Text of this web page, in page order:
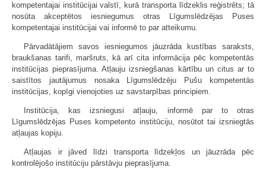
kompetentajai institūcijai valstī, kurā transporta līdzeklis reģistrēts; tā
nosūta akceptētos iesniegumus otras Līgumslēdzējas Puses
kompetentajai institūcijai vai informē to par atteikumu.
Pārvadātājiem savos iesniegumos jāuzrāda kustības saraksts,
braukšanas tarifi, maršruts, kā arī cita informācija pēc kompetentās
institūcijas pieprasījuma. Atļauju izsniegšanas kārtību un citus ar to
saistītos jautājumus nosaka Līgumslēdzēju Pušu kompetentās
institūcijas, kopīgi vienojoties uz savstarpības principiem.
Institūcija, kas izsniegusi atļauju, informē par to otras
Līgumslēdzējas Puses kompetento institūciju, nosūtot tai izsniegtās
atļaujas kopiju.
Atļaujas ir jāved līdzi transporta līdzekļos un jāuzrāda pēc
kontrolējošo institūciju pārstāvju pieprasījuma.